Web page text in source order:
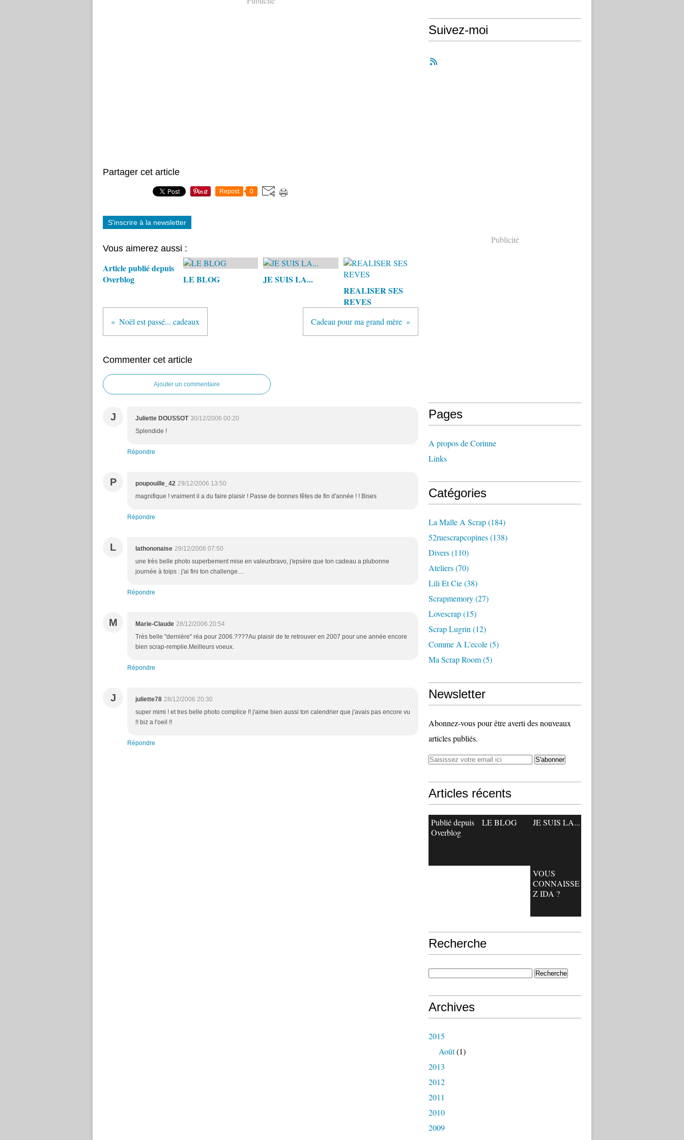
Partager cet article
Repost 0
S'inscrire à la newsletter
Vous aimerez aussi :
Article publié depuis
Overblog
LE BLOG
JE SUIS LA...
REALISER SES
REVES
Noël est passé... cadeaux Cadeau pour ma grand mère
Commenter cet article
Ajouter un commentaire
J Juliette DOUSSOT 30/12/2006 00:20
Splendide !
Répondre
P poupouille_42 29/12/2006 13:50
magnifique ! vraiment il a du faire plaisir ! Passe de bonnes fêtes de fin d'année ! ! Bises
Répondre
L lathononaise 29/12/2006 07:50
une très belle photo superbement mise en valeurbravo, j'epsère que ton cadeau a plubonne
journée à toips : j'ai fini ton challenge....
Répondre
M Marie-Claude 28/12/2006 20:54
Très belle "dernière" réa pour 2006.????Au plaisir de te retrouver en 2007 pour une année encore
bien scrap-remplie.Meilleurs voeux.
Répondre
J juliette78 28/12/2006 20:30
super mimi ! et tres belle photo complice !! j'aime bien aussi ton calendrier que j'avais pas encore vu
!! biz a l'oeil !!
Répondre
Suivez-moi
Publicité
Pages
A propos de Corinne
Links
Catégories
La Malle A Scrap(184)
52ruescrapcopines(138)
Divers(110)
Ateliers(70)
Lili Et Cie(38)
Scrapmemory(27)
Lovescrap(15)
Scrap Lugrin (12)
Comme A L'ecole(5)
Ma Scrap Room(5)
Newsletter
Abonnez-vous pour être averti des nouveaux
articles publiés.
Articles récents
Publié depuis
Overblog
LE BLOG JE SUIS LA...
VOUS
CONNAISSE
Z IDA ?
Recherche
Archives
2015
Août(1)
2013
2012
2011
2010
2009